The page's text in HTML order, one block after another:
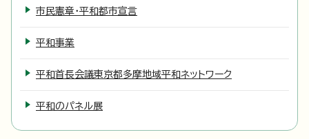
市民憲章・平和都市宣言
平和事業
平和首長会議東京都多摩地域平和ネットワーク
平和のパネル展